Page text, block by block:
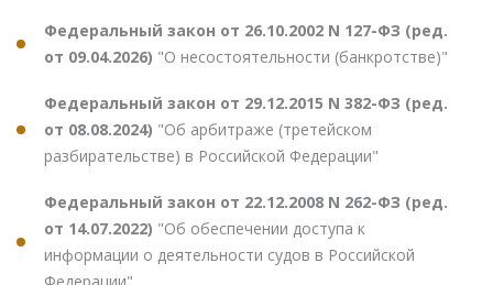
Федеральный закон от 26.10.2002 N 127-ФЗ (ред.
от 09.04.2026) "О несостоятельности (банкротстве)"
Федеральный закон от 29.12.2015 N 382-ФЗ (ред.
от 08.08.2024) "Об арбитраже (третейском
разбирательстве) в Российской Федерации"
Федеральный закон от 22.12.2008 N 262-ФЗ (ред.
от 14.07.2022) "Об обеспечении доступа к
информации о деятельности судов в Российской